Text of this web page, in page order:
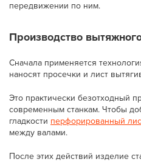
передвижении по ним.
Производство
Сначала применяется
наносят просечки и лист
Это практически безотходный
современным станкам. Чтобы
гладкости перфорированный
между валами.
После этих действий изделие